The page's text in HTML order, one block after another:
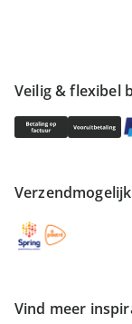
Veilig & flexibel
Vind meer